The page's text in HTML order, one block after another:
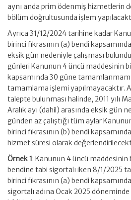
aynı anda prim ödenmiş hizmetlerin
bölüm doğrultusunda işlem
Ayrıca 31/12/2024 tarihine kadar
birinci fıkrasının (a) bendi
eksik gün nedeniyle çalışması
günleri Kanunun 4 üncü maddesinin
kapsamında 30 güne
tamamlama işlemi yapılmayacaktır.
talepte bulunması halinde, 2011 yılı
Aralık ayı (dahil) arasında eksik gün
günden az çalıştığı tüm aylar
birinci fıkrasının (b) bendi
hizmet süresi olarak
Örnek 1: Kanunun 4 üncü maddesinin
bendine tabi sigortalı iken 8/1/2025
birinci fıkrasının (a) bendi
sigortalı adına Ocak 2025